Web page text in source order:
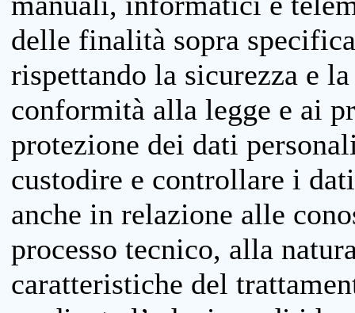
delle finalità sopra
rispettando la sicurezza e
conformità alla legge e ai
protezione dei dati
custodire e controllare i
anche in relazione alle
processo tecnico, alla
caratteristiche del